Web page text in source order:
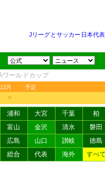
Jリーグとサッカー日本代
ワールドカップ
12月 予定
＞
浦和 大宮 千葉
柏
富山 金沢 清水
磐田
広島 山口 讃岐
徳島
総合 代表 海外 すべて